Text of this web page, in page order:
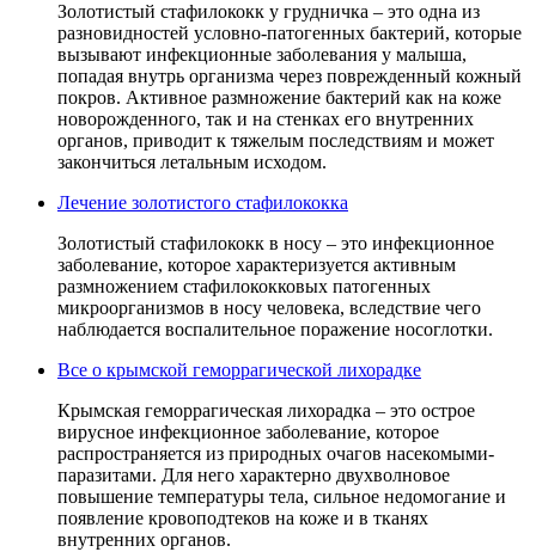
Золотистый стафилококк у грудничка – это одна из
разновидностей условно-патогенных бактерий, которые
вызывают инфекционные заболевания у малыша,
попадая внутрь организма через поврежденный кожный
покров. Активное размножение бактерий как на коже
новорожденного, так и на стенках его внутренних
органов, приводит к тяжелым последствиям и может
закончиться летальным исходом.
Лечение золотистого стафилококка
Золотистый стафилококк в носу – это инфекционное
заболевание, которое характеризуется активным
размножением стафилококковых патогенных
микроорганизмов в носу человека, вследствие чего
наблюдается воспалительное поражение носоглотки.
Все о крымской геморрагической лихорадке
Крымская геморрагическая лихорадка – это острое
вирусное инфекционное заболевание, которое
распространяется из природных очагов насекомыми-
паразитами. Для него характерно двухволновое
повышение температуры тела, сильное недомогание и
появление кровоподтеков на коже и в тканях
внутренних органов.